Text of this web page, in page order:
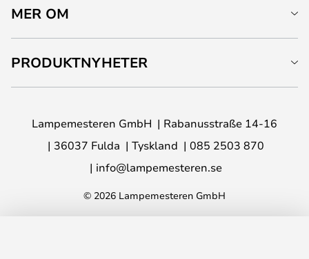
MER OM
PRODUKTNYHETER
Lampemesteren GmbH
Rabanusstraße 14-16
36037 Fulda
Tyskland
085 2503 870
info@lampemesteren.se
© 2026 Lampemesteren GmbH